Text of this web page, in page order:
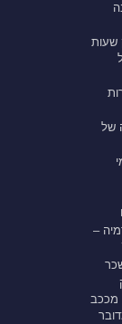
שעות
של
–
מככב